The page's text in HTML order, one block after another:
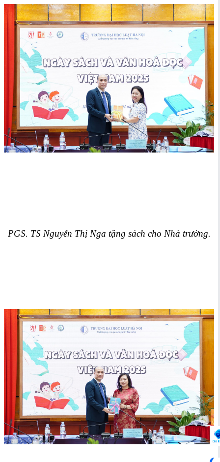
PGS. TS Nguyễn Thị Nga tặng sách cho Nhà trường.